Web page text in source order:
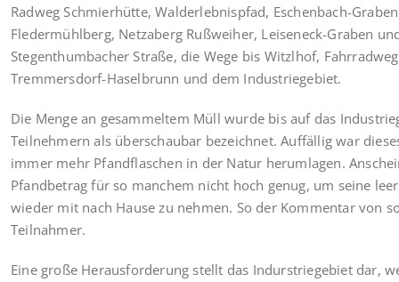
Radweg Schmierhütte, Walderlebnispfad, Eschenbach-
Fledermühlberg, Netzaberg Rußweiher, Leiseneck-Graben
Stegenthumbacher Straße, die Wege bis Witzlhof,
Tremmersdorf-Haselbrunn und dem Industriegebiet.
Die Menge an gesammeltem Müll wurde bis auf das
Teilnehmern als überschaubar bezeichnet. Auffällig war
immer mehr Pfandflaschen in der Natur herumlagen.
Pfandbetrag für so manchem nicht hoch genug, um seine
wieder mit nach Hause zu nehmen. So der Kommentar von
Teilnahmer.
Eine große Herausforderung stellt das Indurstriegebiet dar,